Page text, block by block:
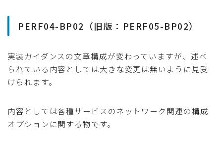
PERF04-BP02（旧版：PERF05-BP02）
実装ガイダンスの文章構成が変わっていますが、述べ
られている内容としては大きな変更は無いように見受
けられます。
内容としては各種サービスのネットワーク関連の構成
オプションに関する物です。